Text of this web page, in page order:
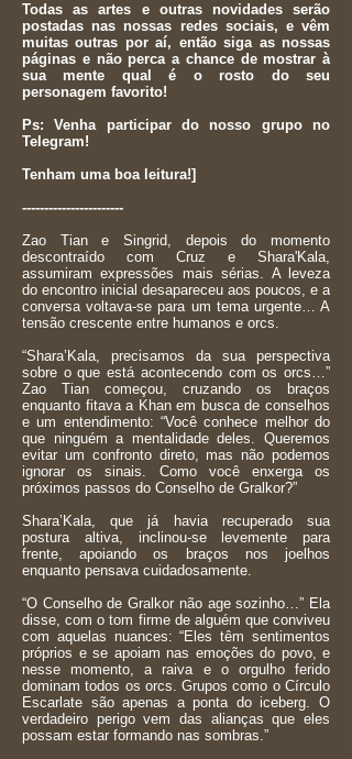
Todas as artes e outras novidades serão
postadas nas nossas redes sociais, e vêm
muitas outras por aí, então siga as nossas
páginas e não perca a chance de mostrar à
sua mente qual é o rosto do seu
personagem favorito!
Ps: Venha participar do nosso grupo no
Telegram!
Tenham uma boa leitura!]
-----------------------
Zao Tian e Singrid, depois do momento
descontraído com Cruz e Shara'Kala,
assumiram expressões mais sérias. A leveza
do encontro inicial desapareceu aos poucos, e a
conversa voltava-se para um tema urgente… A
tensão crescente entre humanos e orcs.
“Shara’Kala, precisamos da sua perspectiva
sobre o que está acontecendo com os orcs…”
Zao Tian começou, cruzando os braços
enquanto fitava a Khan em busca de conselhos
e um entendimento: “Você conhece melhor do
que ninguém a mentalidade deles. Queremos
evitar um confronto direto, mas não podemos
ignorar os sinais. Como você enxerga os
próximos passos do Conselho de Gralkor?”
Shara’Kala, que já havia recuperado sua
postura altiva, inclinou-se levemente para
frente, apoiando os braços nos joelhos
enquanto pensava cuidadosamente.
“O Conselho de Gralkor não age sozinho…” Ela
disse, com o tom firme de alguém que conviveu
com aquelas nuances: “Eles têm sentimentos
próprios e se apoiam nas emoções do povo, e
nesse momento, a raiva e o orgulho ferido
dominam todos os orcs. Grupos como o Círculo
Escarlate são apenas a ponta do iceberg. O
verdadeiro perigo vem das alianças que eles
possam estar formando nas sombras.”